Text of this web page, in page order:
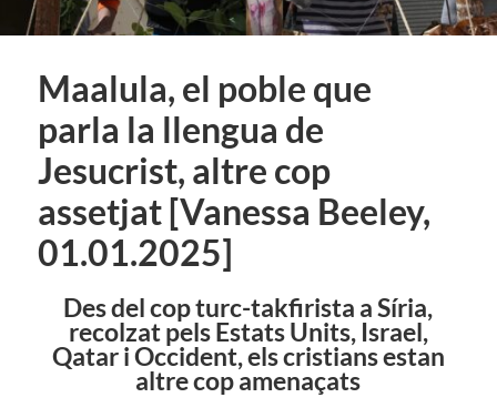
Maalula, el poble que
parla la llengua de
Jesucrist, altre cop
assetjat [Vanessa Beeley,
01.01.2025]
Des del cop turc-takfirista a Síria,
recolzat pels Estats Units, Israel,
Qatar i Occident, els cristians estan
altre cop amenaçats